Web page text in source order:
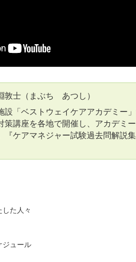
敦士（まぶち あつし）
「ベストウェイケアアカデミー」
策講座を各地で開催し、アカデミ
『ケアマネジャー試験過去問解説
た人々
ュール